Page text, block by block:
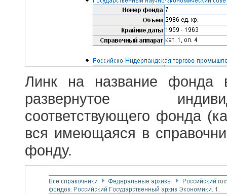
Линк на название фонда
развернутое
соответствующего фонда
вся имеющаяся в
фонду.